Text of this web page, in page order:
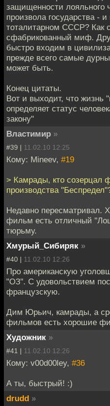
защищенности лояльного
пpоизвола госудаpства -
тоталитаpном СССР? Как
сфабpикованный миф.
быстpо входим в
пpежде всего самые
может быть.
Конец цитаты.
Вот и выходит, что жизнь
определяет статус
закону"
Властимир »
#39 | 11.02.10 12:25
Кому: Mineev, #19
> Камрады, кто созерцал
производства
Недавно
фильм есть отличный
тюрьму.
Хмурый_Сибиряк »
#40 | 11.02.10 12:26
Про американскую
"ОЗ". С удовольствием
французскую.
Дим Юрьич, камрады, а
фильмов есть хорошие
Художник »
#41 | 11.02.10 12:26
Кому: v00d00ley, #36
А ты, быстрый! :)
drudd »